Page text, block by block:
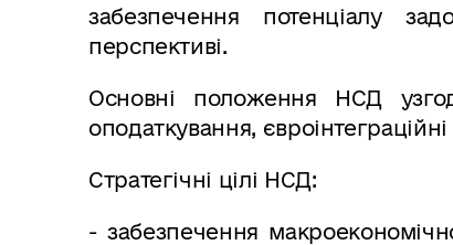
забезпечення потенціалу
перспективі.
Основні положення НСД
оподаткування,
Стратегічні цілі НСД:
- забезпечення